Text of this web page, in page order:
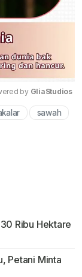
Mute
by GliaStudios
sawah
Ribu Hektare
Petani Minta